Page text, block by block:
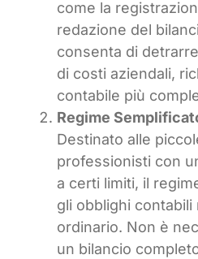
come la
redazione del
consenta di
di costi aziendali,
contabile più
Regime
Destinato alle
professionisti con
a certi limiti, il
gli obblighi
ordinario. Non è
un bilancio